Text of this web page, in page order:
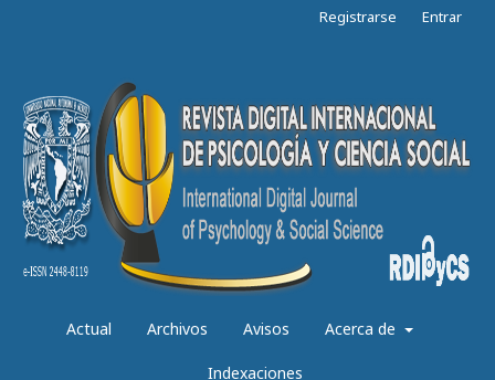
Actual Archivos Avisos Acerca de
Indexaciones
Registrarse Entrar